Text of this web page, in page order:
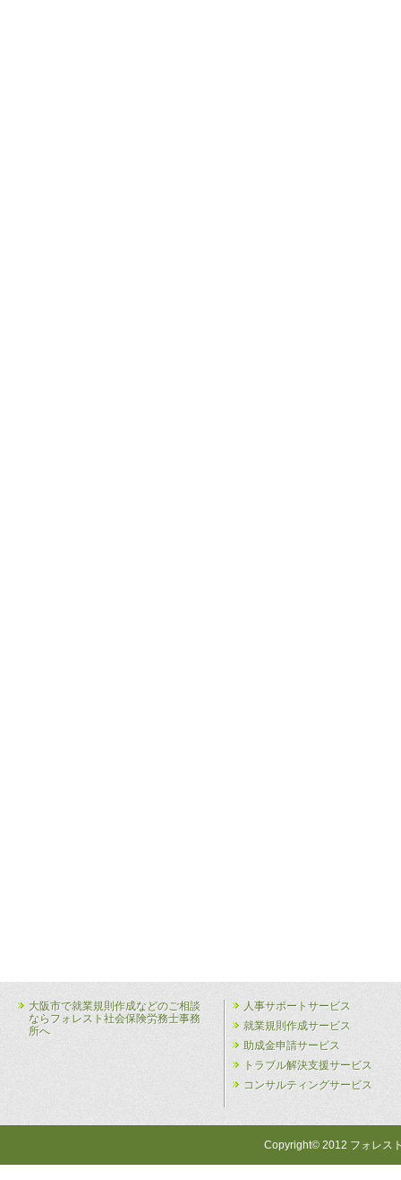
大阪市で就業規則作成などのご相談
ならフォレスト社会保険労務士事務
所へ
人事サポートサービス
就業規則作成サービス
助成金申請サービス
トラブル解決支援サービス
コンサルティングサービス
Copyright© 2012 フォレス